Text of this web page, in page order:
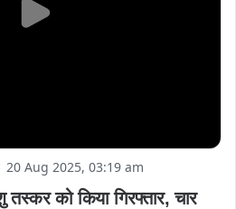
20 Aug 2025, 03:19 am
को किया गिरफ्तार, चार